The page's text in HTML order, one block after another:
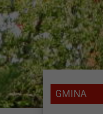
GMINA